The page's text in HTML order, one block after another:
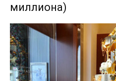
миллиона)